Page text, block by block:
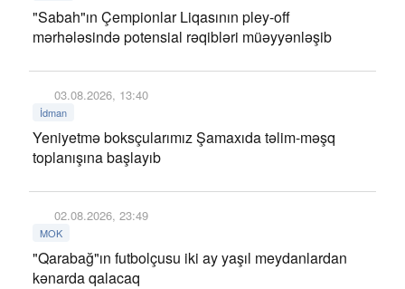
"Sabah"ın Çempionlar Liqasının pley-off
mərhələsində potensial rəqibləri müəyyənləşib
03.08.2026, 13:40
İdman
Yeniyetmə boksçularımız Şamaxıda təlim-məşq
toplanışına başlayıb
02.08.2026, 23:49
MOK
"Qarabağ"ın futbolçusu iki ay yaşıl meydanlardan
kənarda qalacaq